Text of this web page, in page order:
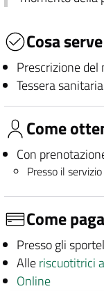
Cosa serve
Prescrizione del
Tessera sanitaria
Come
Con
Presso il
Come
Presso gli
Alleriscuotitrici
Online